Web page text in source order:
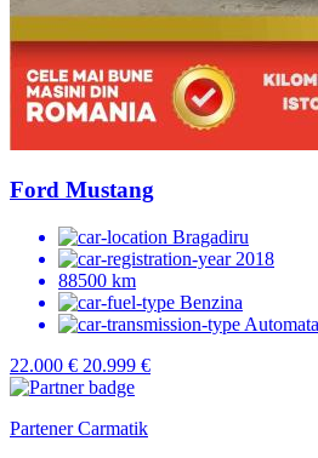
Ford Mustang
Bragadiru
2018
88500 km
Benzina
Automata
22.000 € 20.999 €
Partener Carmatik